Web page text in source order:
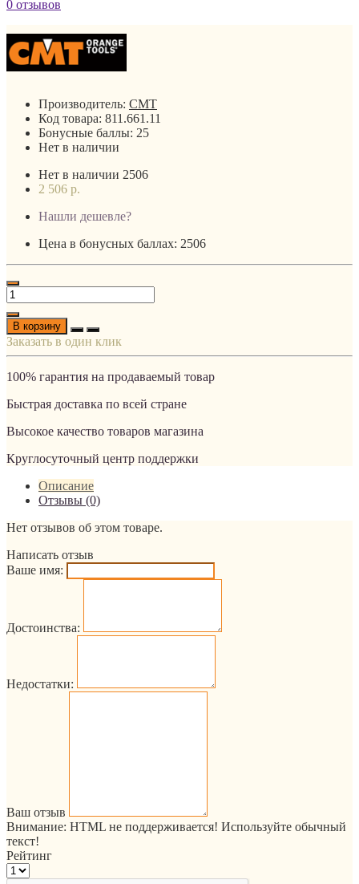
0 отзывов
Производитель: CMT
Код товара: 811.661.11
Бонусные баллы: 25
Нет в наличии
Нет в наличии 2506
2 506 р.
Нашли дешевле?
Цена в бонусных баллах: 2506
В корзину
Заказать в один клик
100% гарантия на продаваемый товар
Быстрая доставка по всей стране
Высокое качество товаров магазина
Круглосуточный центр поддержки
Описание
Отзывы (0)
Нет отзывов об этом товаре.
Написать отзыв
Ваше имя:
Достоинства:
Недостатки:
Ваш отзыв
Внимание: HTML не поддерживается! Используйте обычный
текст!
Рейтинг